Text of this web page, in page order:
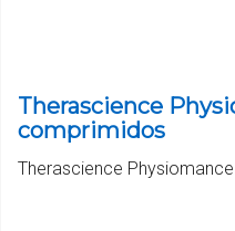
Therascience
comprimidos
Therascience